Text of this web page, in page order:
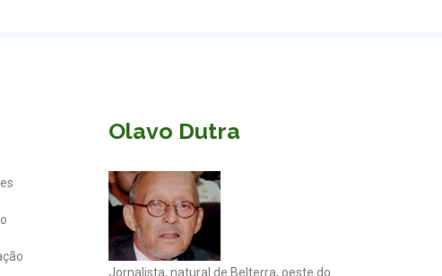
Olavo Dutra
Jornalista, natural de Belterra, oeste do